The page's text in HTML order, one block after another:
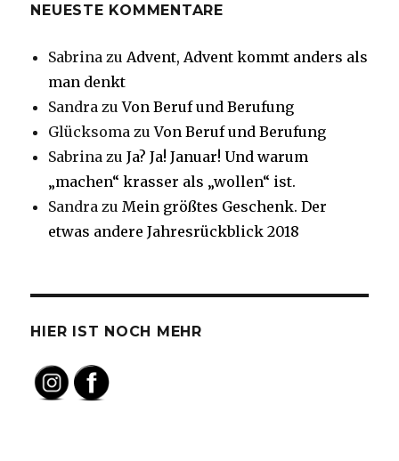
NEUESTE KOMMENTARE
Sabrina zu Advent, Advent kommt anders als
man denkt
Sandra zuVon Beruf und Berufung
Glücksoma zuVon Beruf und Berufung
Sabrina zuJa? Ja! Januar! Und warum
„machen“ krasser als „wollen“ ist.
Sandra zu Mein größtes Geschenk. Der
etwas andere Jahresrückblick 2018
HIER IST NOCH MEHR